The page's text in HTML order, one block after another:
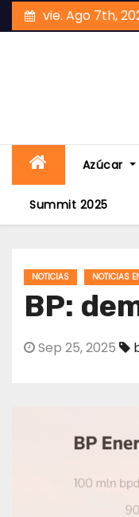
to
vie. Ago 7th,
Azúcar
Summit 2025
NOTICIAS NOTICIAS
BP:
Sep 25, 2025